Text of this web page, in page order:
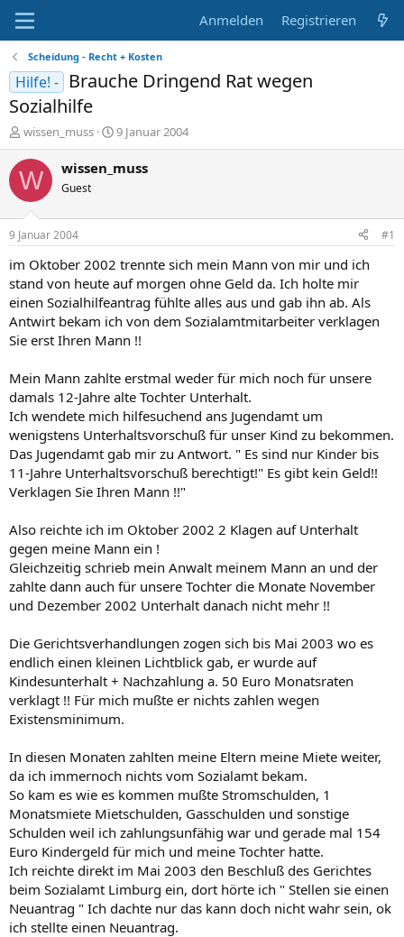
Anmelden Registrieren
Scheidung - Recht + Kosten
Hilfe! -
Brauche Dringend Rat wegen
Sozialhilfe
E
r
s
t
e
r
wissen_muss
E
r
s
t
a
9 Januar 2004
W wissen_muss
Guest
9 Januar 2004 #1
im Oktober 2002 trennte sich mein Mann von mir und ich
stand von heute auf morgen ohne Geld da. Ich holte mir
einen Sozialhilfeantrag fühlte alles aus und gab ihn ab. Als
Antwirt bekam ich von dem Sozialamtmitarbeiter verklagen
Sie erst Ihren Mann !!
Mein Mann zahlte erstmal weder für mich noch für unsere
damals 12-Jahre alte Tochter Unterhalt.
Ich wendete mich hilfesuchend ans Jugendamt um
wenigstens Unterhaltsvorschuß für unser Kind zu bekommen.
Das Jugendamt gab mir zu Antwort. " Es sind nur Kinder bis
11-Jahre Unterhaltsvorschuß berechtigt!" Es gibt kein Geld!!
Verklagen Sie Ihren Mann !!"
Also reichte ich im Oktober 2002 2 Klagen auf Unterhalt
gegen meine Mann ein !
Gleichzeitig schrieb mein Anwalt meinem Mann an und der
zahlte dann auch für unsere Tochter die Monate November
und Dezember 2002 Unterhalt danach nicht mehr !!
Die Gerichtsverhandlungen zogen sich bis Mai 2003 wo es
endlich einen kleinen Lichtblick gab, er wurde auf
Kindesunterhalt + Nachzahlung a. 50 Euro Monatsraten
verklagt !! Für mich mußte er nichts zahlen wegen
Existensminimum.
In diesen Monaten zahlten meine Eltern meine Miete weiter,
da ich immernoch nichts vom Sozialamt bekam.
So kam es wie es kommen mußte Stromschulden, 1
Monatsmiete Mietschulden, Gasschulden und sonstige
Schulden weil ich zahlungsunfähig war und gerade mal 154
Euro Kindergeld für mich und meine Tochter hatte.
Ich reichte direkt im Mai 2003 den Beschluß des Gerichtes
beim Sozialamt Limburg ein, dort hörte ich " Stellen sie einen
Neuantrag " Ich dachte nur das kann doch nicht wahr sein, ok
ich stellte einen Neuantrag.